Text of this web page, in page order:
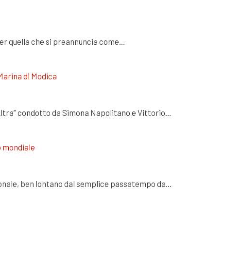
quella che si preannuncia come…
condotto da Simona Napolitano e Vittorio…
ben lontano dal semplice passatempo da…